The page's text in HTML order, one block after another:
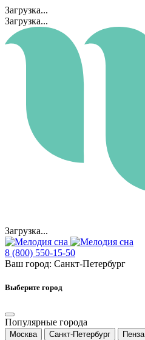
Загрузка...
Загрузка...
Загрузка...
8 (800) 550-15-50
Ваш город: Санкт-Петербург
Выберите город
Популярные города
Москва Санкт-Петербург Пенза